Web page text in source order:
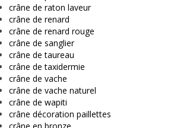
crâne de raton laveur
crâne de renard
crâne de renard rouge
crâne de sanglier
crâne de taureau
crâne de taxidermie
crâne de vache
crâne de vache naturel
crâne de wapiti
crâne décoration paillettes
crâne en bronze